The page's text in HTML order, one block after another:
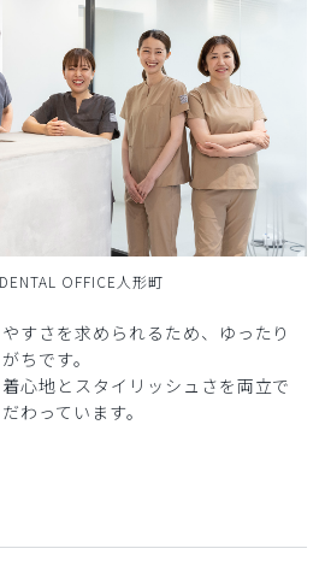
OFFICE人形町
すさを求められるため、ゆったり
ちです。
心地とスタイリッシュさを両立で
わっています。